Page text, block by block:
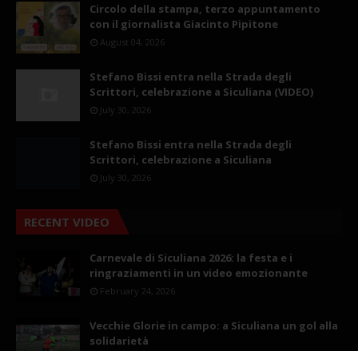
Circolo della stampa, terzo appuntamento
con il giornalista Giacinto Pipitone
August 04, 2026
Stefano Bissi entra nella Strada degli
Scrittori, celebrazione a Siculiana (VIDEO)
July 30, 2026
Stefano Bissi entra nella Strada degli
Scrittori, celebrazione a Siculiana
July 30, 2026
RECENT VIDEO
Carnevale di Siculiana 2026: la festa e i
ringraziamenti in un video emozionante
February 24, 2026
Vecchie Glorie in campo: a Siculiana un gol alla
solidarietà